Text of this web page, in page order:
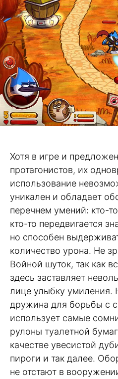
Хотя в игре и
протагонистов, их
использование
уникален и обладает
перечнем умений: кто-
кто-то передвигается
но способен
количество урона. Не
Войной шуток, так как
здесь заставляет
лице улыбку умиления.
дружина для борьбы с
использует самые
рулоны туалетной
качестве увесистой
пироги и так далее.
не отстают в